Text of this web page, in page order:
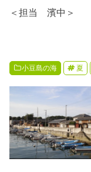
＜担当 濱中＞
小豆島の海 夏